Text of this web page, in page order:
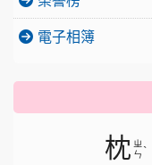
電子相簿
枕 ㄓ
ㄣ ˋ